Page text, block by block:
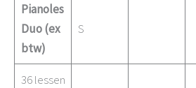
Pianoles
Duo (ex
btw)
S
36 lessen